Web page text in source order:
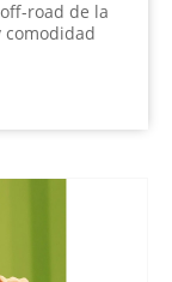
road de la
comodidad